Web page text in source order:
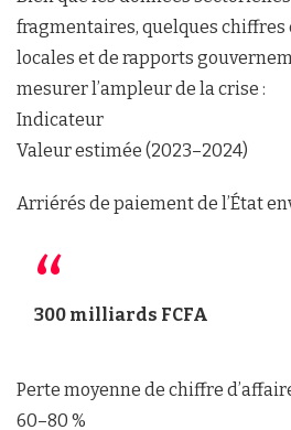
fragmentaires, quelques chiffres
locales et de rapports
mesurer l’ampleur de la crise :
Indicateur
Valeur estimée (2023–2024)
Arriérés de paiement de l’État
300 milliards FCFA
Perte moyenne de chiffre
60–80 %